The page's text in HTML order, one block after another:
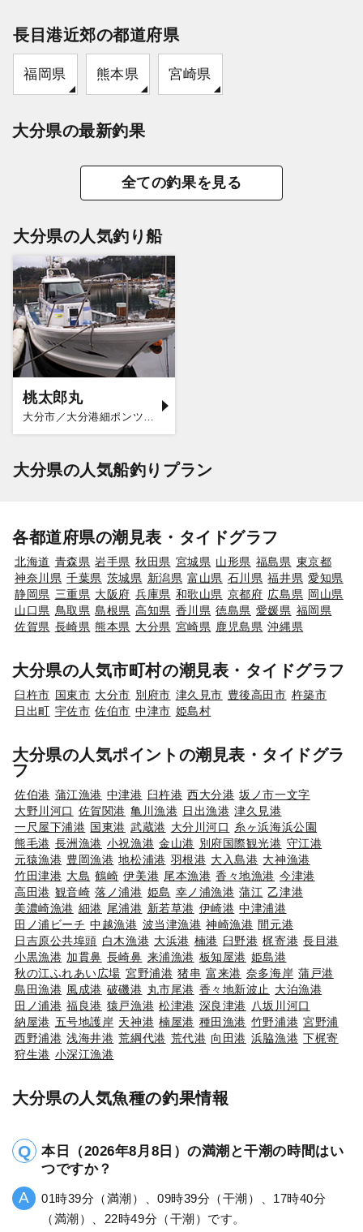
長目港近郊の都道府県
福岡県 熊本県 宮崎県
大分県の最新釣果
全ての釣果を見る
大分県の人気釣り船
桃太郎丸
大分県の人気船釣りプラン
各都道府県の潮見表・タイドグラフ
北海道 青森県 岩手県 秋田県 宮城県 山形県 福島県 東京都
神奈川県 千葉県 茨城県 新潟県 富山県 石川県 福井県 愛知県
静岡県 三重県 大阪府 兵庫県 和歌山県 京都府 広島県 岡山県
山口県 鳥取県 島根県 高知県 香川県 徳島県 愛媛県 福岡県
佐賀県 長崎県 熊本県 大分県 宮崎県 鹿児島県 沖縄県
大分県の人気市町村の潮見表・タイドグラフ
臼杵市 国東市 大分市 別府市 津久見市 豊後高田市 杵築市
日出町 宇佐市 佐伯市 中津市 姫島村
大分県の人気ポイントの潮見表・タイドグラ
フ
佐伯港 蒲江漁港 中津港 臼杵港 西大分港 坂ノ市一文字
大野川河口 佐賀関港 亀川漁港 日出漁港 津久見港
一尺屋下浦港 国東港 武蔵港 大分川河口 糸ヶ浜海浜公園
熊毛港 長洲漁港 小祝漁港 金山港 別府国際観光港 守江港
元猿漁港 豊岡漁港 地松浦港 羽根港 大入島港 大神漁港
竹田津港 大島 鶴崎 伊美港 尾本漁港 香々地漁港 今津港
高田港 観音崎 落ノ浦港 姫島 幸ノ浦漁港 蒲江 乙津港
美濃崎漁港 細港 尾浦港 新若草港 伊崎港 中津浦港
田ノ浦ビーチ 中越漁港 波当津漁港 神崎漁港 間元港
日吉原公共埠頭 白木漁港 大浜港 楠港 臼野港 梶寄港 長目港
小黒漁港 加貫鼻 長崎鼻 来浦漁港 板知屋港 姫島港
秋の江ふれあい広場 宮野浦港 猪串 富来港 奈多海岸 蒲戸港
島田漁港 風成港 破磯港 丸市尾港 香々地新波止
大泊漁港
田ノ浦港 福良港 猿戸漁港 松津港 深良津港 八坂川河口
納屋港 五号地護岸 天神港 楠屋港 種田漁港 竹野浦港 宮野浦
西野浦港 浅海井港 荒綱代港 荒代港 向田港 浜脇漁港 下梶寄
狩生港 小深江漁港
大分県の人気魚種の釣果情報
本日（2026年8月8日）の満潮と干潮の時間はい
つですか？
01時39分（満潮）、09時39分（干潮）、17時40分
（満潮）、22時49分（干潮）です。